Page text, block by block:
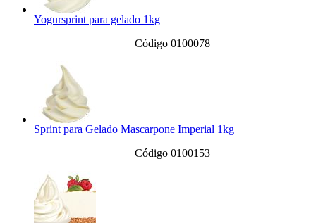
Yogursprint para gelado 1kg
Código 0100078
Sprint para Gelado Mascarpone Imperial 1kg
Código 0100153